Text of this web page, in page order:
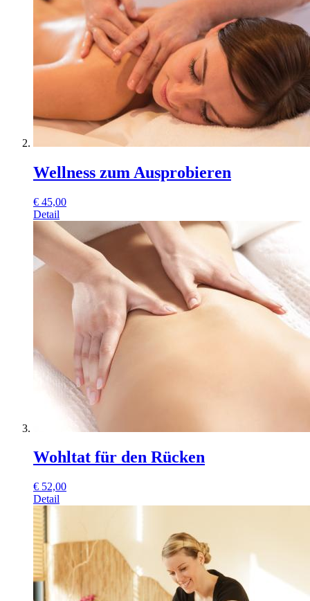
Wellness zum Ausprobieren
€ 45,00
Detail
Wohltat für den Rücken
€ 52,00
Detail